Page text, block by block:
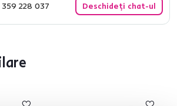
228 037 Deschideți chat-ul